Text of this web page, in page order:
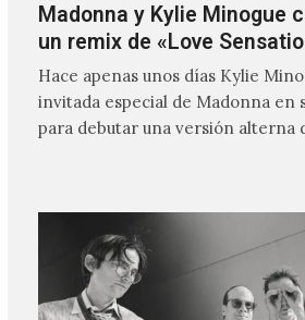
Madonna y Kylie Minogue
un remix de «Love
Hace apenas unos días Kylie
invitada especial de Madonna en
para debutar una versión alterna